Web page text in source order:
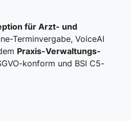
für Arzt- und
Terminvergabe, VoiceAI
Praxis-Verwaltungs-
konform und BSI C5-